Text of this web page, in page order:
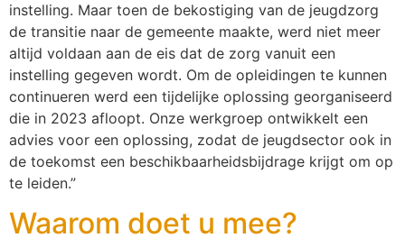
instelling. Maar toen de bekostiging van de jeugdzorg
de transitie naar de gemeente maakte, werd niet meer
altijd voldaan aan de eis dat de zorg vanuit een
instelling gegeven wordt. Om de opleidingen te kunnen
continueren werd een tijdelijke oplossing georganiseerd
die in 2023 afloopt. Onze werkgroep ontwikkelt een
advies voor een oplossing, zodat de jeugdsector ook in
de toekomst een beschikbaarheidsbijdrage krijgt om op
te leiden.”
Waarom doet u mee?